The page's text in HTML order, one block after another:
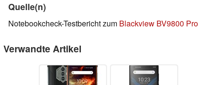
Quelle(n)
Notebookcheck-Testbericht zum Blackview BV9800 Pro
Verwandte Artikel